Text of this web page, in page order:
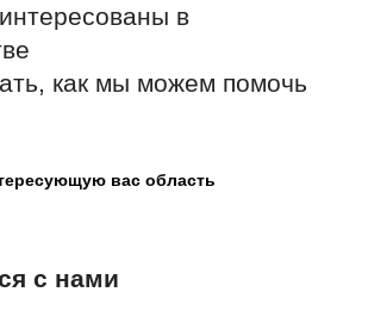
в
как мы можем помочь
вас область
с нами